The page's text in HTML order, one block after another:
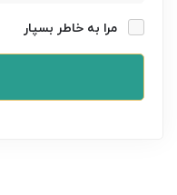
مرا به خاطر بسپار